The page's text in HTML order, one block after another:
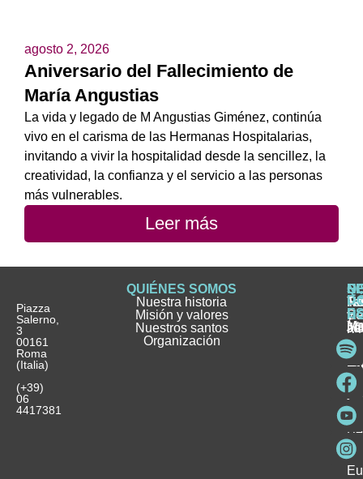
agosto 2, 2026
Aniversario del Fallecimiento de
María Angustias
La vida y legado de M Angustias Giménez, continúa
vivo en el carisma de las Hermanas Hospitalarias,
invitando a vivir la hospitalidad desde la sencillez, la
creatividad, la confianza y el servicio a las personas
más vulnerables.
Leer más
Piazza
Salerno,
3
00161
Roma
(Italia)
(+39)
06
4417381
QUIÉNES SOMOS
Nuestra historia
Misión y valores
Nuestros santos
Organización
e
y
y